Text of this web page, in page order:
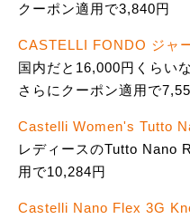
クーポン適用で3,840円
CASTELLI FONDO ジャ
国内だと16,000円くらい
さらにクーポン適用で
Castelli Women's Tutto
レディースのTutto Nano
用で10,284円
Castelli Nano Flex 3G